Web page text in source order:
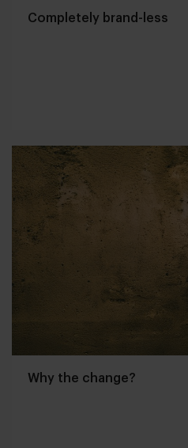
Completely brand-less
Why the change?